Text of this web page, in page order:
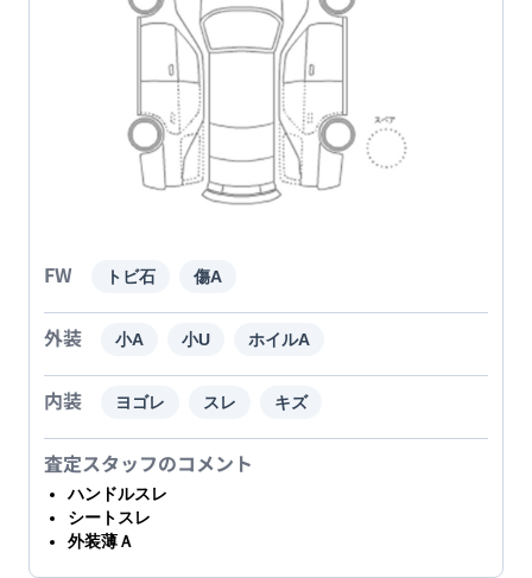
FW トビ石 傷A
外装 小A 小U ホイルA
内装 ヨゴレ スレ キズ
査定スタッフのコメント
ハンドルスレ
シートスレ
外装薄Ａ